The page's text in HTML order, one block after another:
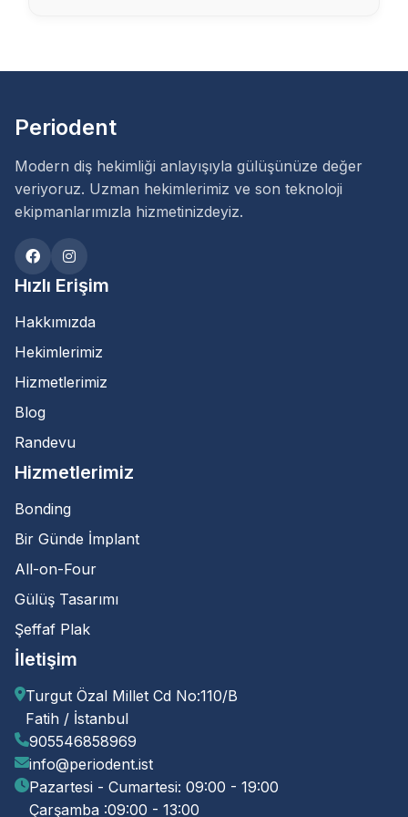
Geçici dolgu yaptırdım bir hafta gectikten sonra
ağrısı baya arttı vede dişim sallanıyo bu durumda
ne yapmalıyım çektirsem dahamı iyi olur
bilemedim dogrusu
Mursel dedi ki :
12 Ağustos 2021, 06:38
Periodent
Modern diş hekimliği anlayışıyla gülüşünüze değer
veriyoruz. Uzman hekimlerimiz ve son teknoloji
ekipmanlarımızla hizmetinizdeyiz.
Hızlı Erişim
Hakkımızda
Hekimlerimiz
Hizmetlerimiz
Blog
Randevu
Hizmetlerimiz
Bonding
Bir Günde İmplant
All-on-Four
Gülüş Tasarımı
Şeffaf Plak
İletişim
Turgut Özal Millet Cd No:110/B
Fatih / İstanbul
905546858969
info@periodent.ist
Pazartesi - Cumartesi: 09:00 - 19:00
Çarşamba :09:00 - 13:00